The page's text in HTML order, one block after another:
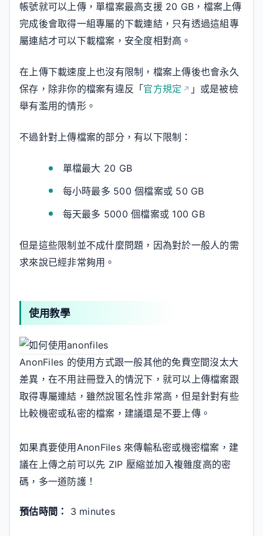
帳號就可以上傳，單檔案最高支援 20 GB，檔案上傳
完成後會取得一組專屬的下載連結，只有透過這組專
屬連結才可以下載檔案，安全度相對高。
在上傳下載速度上也沒有限制，檔案上傳後也會永久
保存，除非你的檔案有違反「官方規定
」或是被檢
舉有濫用的情形。
不過針對上傳檔案的部分，有以下限制：
單檔最大 20 GB
每小時最多 500 個檔案或 50 GB
每天最多 5000 個檔案或 100 GB
但是這些限制並不成什麼問題，因為對於一般人的需
求來說已經非常夠用。
使用教學
AnonFiles 的使用方式跟一般其他的免費空間沒太大
差異，在不用註冊登入的情況下，就可以上傳檔案跟
取得專屬連結，雖然說匿名性非常高，但是針對有些
比較機密或私密的檔案，建議還是不要上傳。
如果真要使用AnonFiles 來傳輸私密或機密檔案，建
議在上傳之前可以先 ZIP 壓縮並加入複雜度高的密
碼，多一道防護！
預估時間： 3 minutes